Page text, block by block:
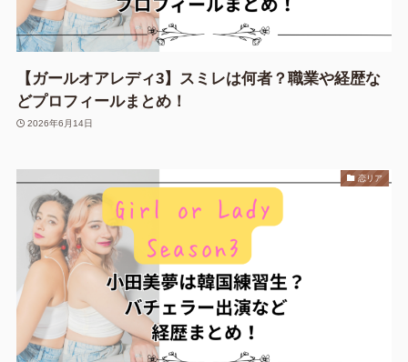
【ガールオアレディ3】スミレは何者？職業や経歴な
どプロフィールまとめ！
2026年6月14日
恋リア